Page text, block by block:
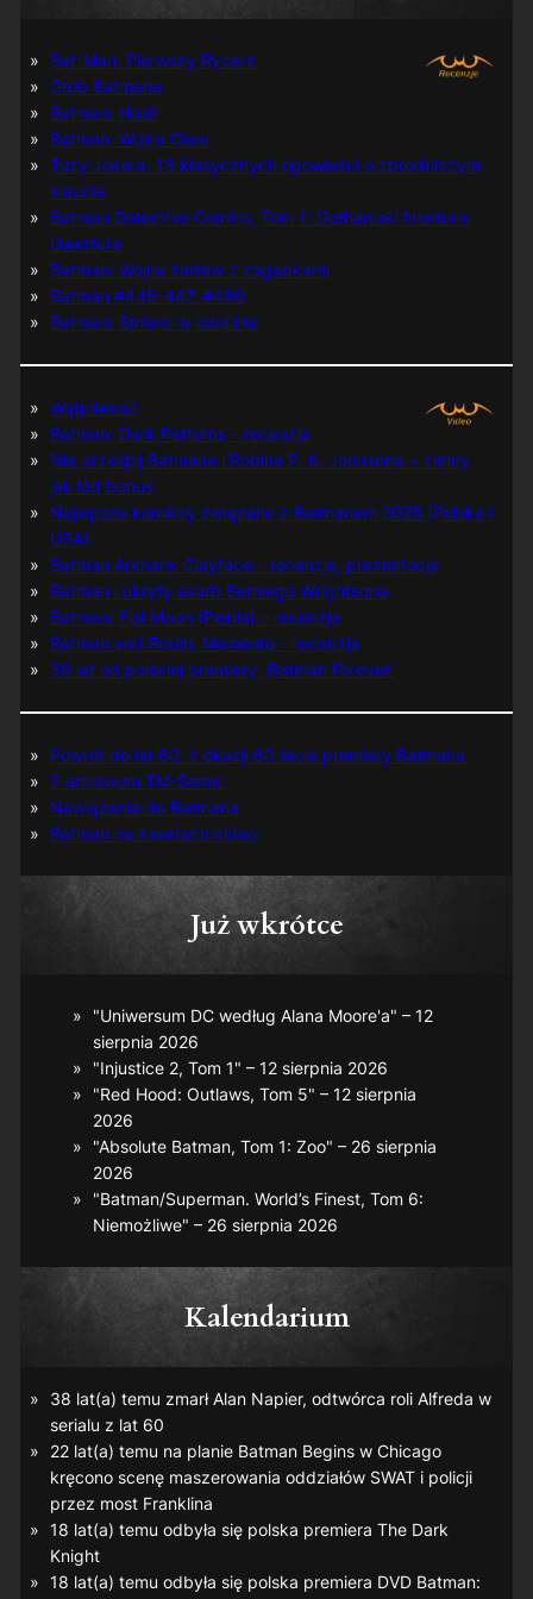
Bat-Man: Pierwszy Rycerz
Grób Batmana
Batman: Hush
Batman: Wojna Cieni
Tuzy Jokera: 13 klasycznych opowieści o zbrodniczym
klaunie
Batman Detective Comics, Tom 1: Gothamski Nokturn:
Uwertura
Batman: Wojna żartów z zagadkami
Batman #445-447, #480
Batman: Śmierć w rodzinie
Wątpliwość
Batman: Dark Patterns – recenzja
Nie prześpij Batmana i Robina P. K. Johnsona + zimny
jak lód bonus
Najlepsze komiksy związane z Batmanem 2025 (Polska i
USA)
Batman Arkham: Clayface – recenzja, prezentacja
Batman i ukryty skarb Berniego Wrightsona
Batman: Full Moon (Pełnia) – recenzja
Batman and Robin: Memento – recenzja
30 lat od polskiej premiery „Batman Forever”
Powrót do lat 60. z okazji 60-lecia premiery Batmana
Z archiwum TM-Semic
Nawiązania do Batmana
Batman na kasetach video
Już wkrótce
"Uniwersum DC według Alana Moore'a" – 12
sierpnia 2026
"Injustice 2, Tom 1" – 12 sierpnia 2026
"Red Hood: Outlaws, Tom 5" – 12 sierpnia
2026
"Absolute Batman, Tom 1: Zoo" – 26 sierpnia
2026
"Batman/Superman. World’s Finest, Tom 6:
Niemożliwe" – 26 sierpnia 2026
Kalendarium
38 lat(a) temu zmarł Alan Napier, odtwórca roli Alfreda w
serialu z lat 60
22 lat(a) temu na planie Batman Beginsw Chicago
kręcono scenę maszerowania oddziałów SWAT i policji
przez most Franklina
18 lat(a) temu odbyła się polska premiera The Dark
Knight
18 lat(a) temu odbyła się polska premiera DVD Batman: